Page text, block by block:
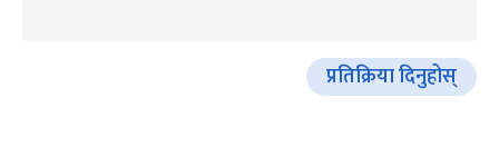
प्रतिक्रिया दिनुहोस्